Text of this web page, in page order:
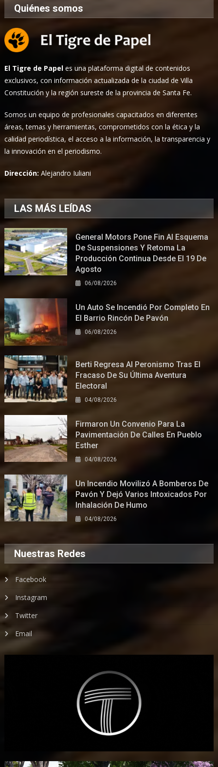
Quiénes somos
El Tigre de Papel es una plataforma digital de contenidos
exclusivos, con información actualizada de la ciudad de Villa
Constitución y la región sureste de la provincia de Santa Fe.
Somos un equipo de profesionales capacitados en diferentes
áreas, temas y herramientas, comprometidos con la ética y la
calidad periodística, el acceso a la información, la transparencia y
la innovación en el periodismo.
Dirección:Alejandro Iuliani
LAS MÁS LEÍDAS
General Motors Pone Fin Al Esquema
De Suspensiones Y Retoma La
Producción Continua Desde El 19 De
Agosto
06/08/2026
Un Auto Se Incendió Por Completo En
El Barrio Rincón De Pavón
06/08/2026
Berti Regresa Al Peronismo Tras El
Fracaso De Su Última Aventura
Electoral
04/08/2026
Firmaron Un Convenio Para La
Pavimentación De Calles En Pueblo
Esther
04/08/2026
Un Incendio Movilizó A Bomberos De
Pavón Y Dejó Varios Intoxicados Por
Inhalación De Humo
04/08/2026
Nuestras Redes
Facebook
Instagram
Twitter
Email